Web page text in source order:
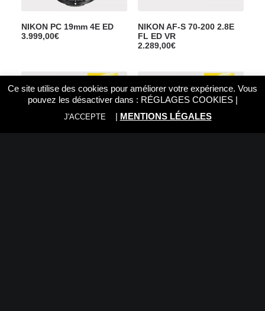
NIKON PC 19mm 4E ED
3.999,00€
NIKON AF-S 70-200 2.8E
FL ED VR
2.289,00€
Ce site utilise des cookies pour améliorer votre expérience. Vous
pouvez les désactiver dans : RÉGLAGES COOKIES|
J'ACCEPTE | MENTIONS LÉGALES